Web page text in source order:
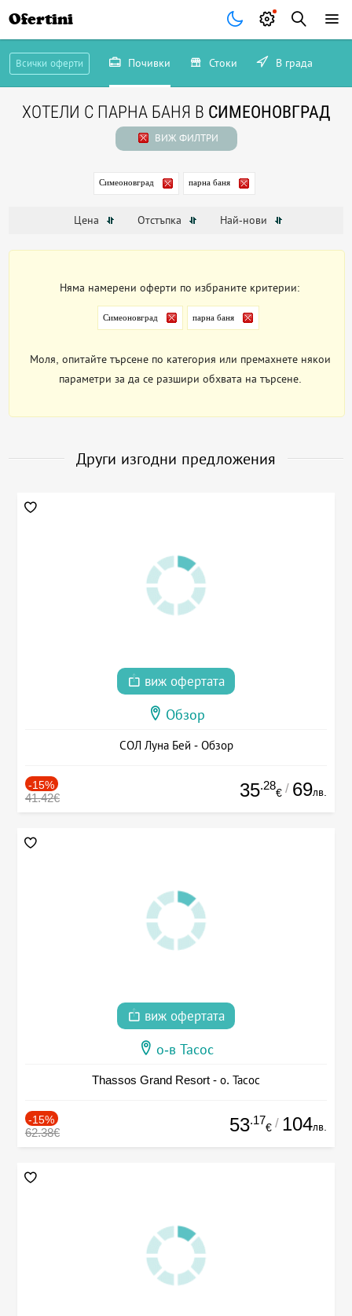
Ofertini
Всички оферти Почивки Стоки В града
ХОТЕЛИ С ПАРНА БАНЯ В СИМЕОНОВГРАД
ВИЖ ФИЛТРИ
Симеоновград парна баня
Цена Отстъпка Най-нови
Няма намерени оферти по избраните критерии:
Симеоновград парна баня
Моля, опитайте търсене по категория или премахнете някои
параметри за да се разшири обхвата на търсене.
Други изгодни предложения
виж офертата
Обзор
СОЛ Луна Бей - Обзор
-15%
41.42€ 35.28
€ / 69лв.
виж офертата
о-в Тасос
Thassos Grand Resort - о. Тасос
-15%
62.38€ 53.17
€ / 104лв.